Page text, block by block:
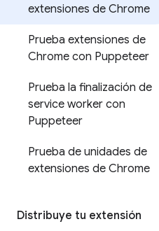
extensiones de Chrome
Prueba extensiones de
Chrome con Puppeteer
Prueba la finalización de
service worker con
Puppeteer
Prueba de unidades de
extensiones de Chrome
Distribuye tu extensión